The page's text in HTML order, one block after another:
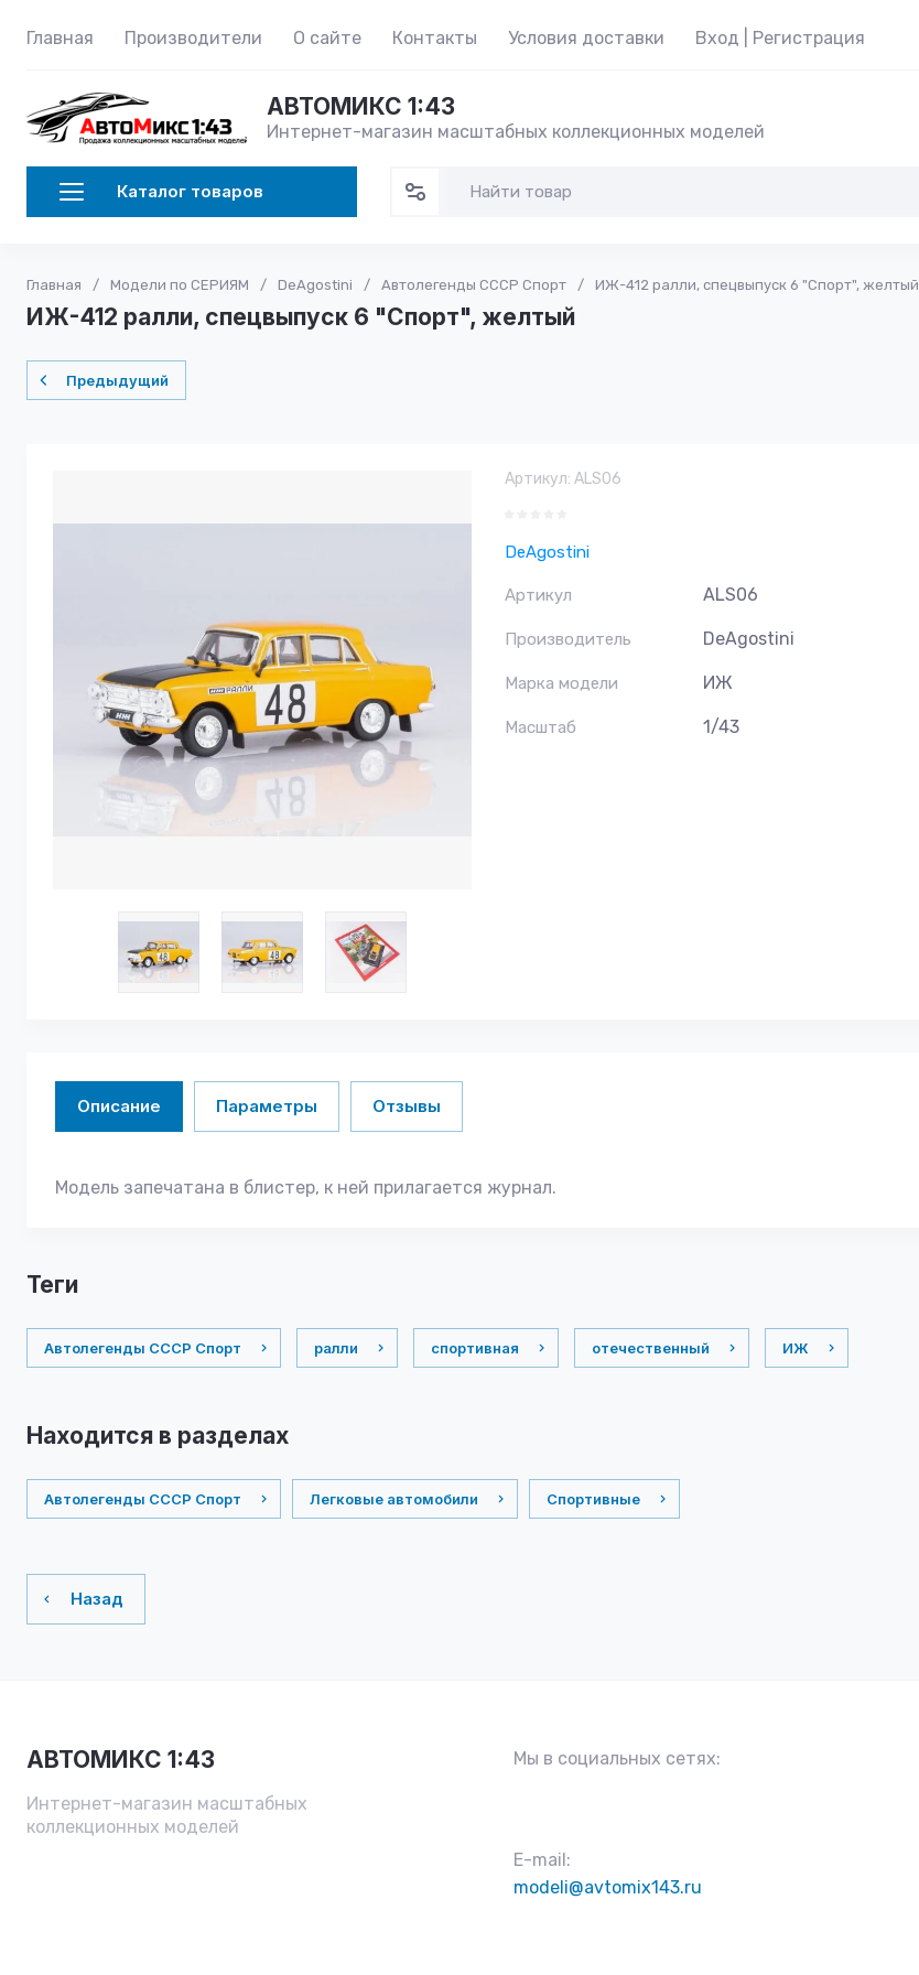
Главная Производители О сайте Контакты Условия доставки Вход | Регистрация
АВТОМИКС 1:43
Интернет-магазин масштабных коллекционных моделей
Каталог товаров
Главная / Модели по СЕРИЯМ / DeAgostini / Автолегенды СССР Спорт / ИЖ-412 ралли, спецвыпуск 6 "Спорт", желтый
ИЖ-412 ралли, спецвыпуск 6 "Спорт", желтый
Предыдущий
Артикул: ALS06
DeAgostini
Артикул ALS06
Производитель DeAgostini
Марка модели ИЖ
Масштаб 1/43
Описание Параметры Отзывы
Модель запечатана в блистер, к ней прилагается журнал.
теги
Автолегенды СССР Спорт ралли спортивная отечественный ИЖ
Находится в разделах
Автолегенды СССР Спорт Легковые автомобили Спортивные
Назад
АВТОМИКС 1:43
Интернет-магазин масштабных
коллекционных моделей
Мы в социальных сетях:
E-mail:
modeli@avtomix143.ru